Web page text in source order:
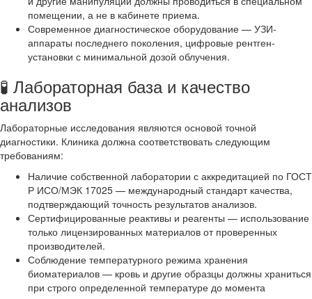
помещении, а не в кабинете приема.
Современное диагностическое оборудование — УЗИ-
аппараты последнего поколения, цифровые рентген-
установки с минимальной дозой облучения.
🧪 Лабораторная база и качество
анализов
Лабораторные исследования являются основой точной
диагностики. Клиника должна соответствовать следующим
требованиям:
Наличие собственной лаборатории с аккредитацией по ГОСТ
Р ИСО/МЭК 17025 — международный стандарт качества,
подтверждающий точность результатов анализов.
Сертифицированные реактивы и реагенты — использование
только лицензированных материалов от проверенных
производителей.
Соблюдение температурного режима хранения
биоматериалов — кровь и другие образцы должны храниться
при строго определенной температуре до момента